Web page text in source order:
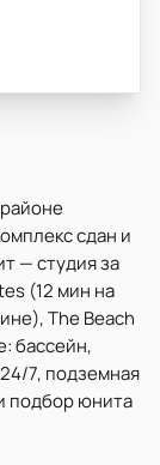
сдан и
— студия за
(12 мин на
The Beach
бассейн,
7, подземная
подбор юнита